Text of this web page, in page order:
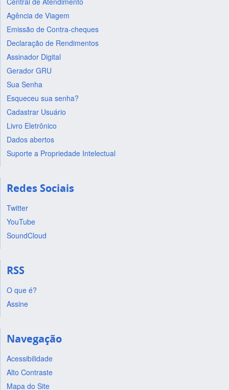
Agência de Viagem
Emissão de Contra-cheques
Declaração de Rendimentos
Assinador Digital
Gerador GRU
Sua Senha
Esqueceu sua senha?
Cadastrar Usuário
Livro Eletrônico
Dados abertos
Suporte a Propriedade Intelectual
Redes Sociais
Twitter
YouTube
SoundCloud
RSS
O que é?
Assine
Navegação
Acessibilidade
Alto Contraste
Mapa do Site